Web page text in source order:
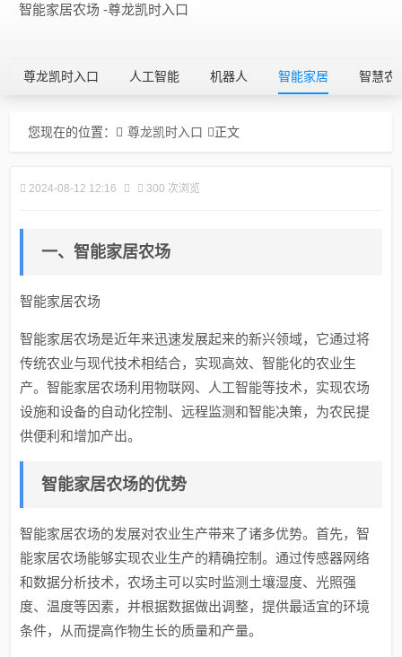
智能家居农场 -尊龙凯时入口
尊龙凯时入口 人工智能 机器人 智能家居 智慧农
您现在的位置： 尊龙凯时入口 正文
2024-08-12 12:16 300 次浏览
一、智能家居农场
智能家居农场
智能家居农场是近年来迅速发展起来的新兴领域，它通过将
传统农业与现代技术相结合，实现高效、智能化的农业生
产。智能家居农场利用物联网、人工智能等技术，实现农场
设施和设备的自动化控制、远程监测和智能决策，为农民提
供便利和增加产出。
智能家居农场的优势
智能家居农场的发展对农业生产带来了诸多优势。首先，智
能家居农场能够实现农业生产的精确控制。通过传感器网络
和数据分析技术，农场主可以实时监测土壤湿度、光照强
度、温度等因素，并根据数据做出调整，提供最适宜的环境
条件，从而提高作物生长的质量和产量。